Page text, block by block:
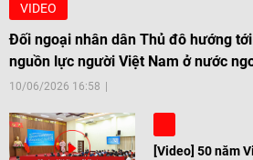
VIDEO
Đối ngoại nhân dân Thủ đô hướng
nguồn lực người Việt Nam ở nước
10/06/2026 16:58
[Video] 50 năm